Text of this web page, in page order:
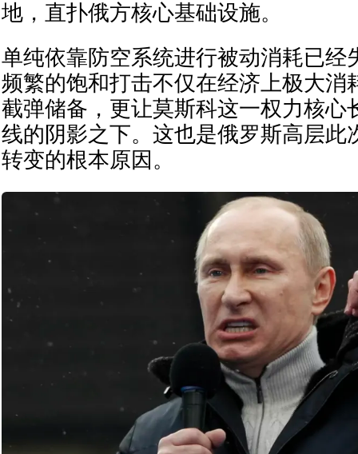
地，直扑俄方核心基础设施。
单纯依靠防空系统进行被动消耗已经
频繁的饱和打击不仅在经济上极大消
截弹储备，更让莫斯科这一权力核心
线的阴影之下。这也是俄罗斯高层此
转变的根本原因。